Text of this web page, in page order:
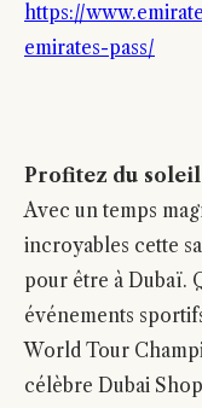
https://
emirates-pass/
Profitez du
Avec un temps
incroyables cette
pour être à Dubaï.
événements
World Tour
célèbre Dubai